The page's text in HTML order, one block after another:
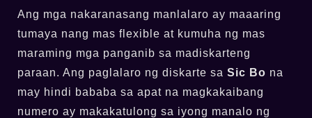
Ang mga nakaranasang manlalaro ay maaaring
tumaya nang mas flexible at kumuha ng mas
maraming mga panganib sa madiskarteng
paraan. Ang paglalaro ng diskarte sa Sic Bo na
may hindi bababa sa apat na magkakaibang
numero ay makakatulong sa iyong manalo ng